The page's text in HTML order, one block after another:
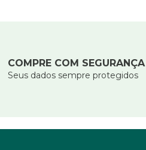
COMPRE COM SEGURANÇA
Seus dados sempre protegidos